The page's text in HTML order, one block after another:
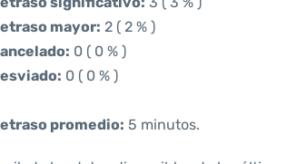
mayor: 2 ( 2 % )
0 ( 0 % )
0 ( 0 % )
promedio: 5 minutos.